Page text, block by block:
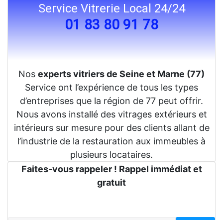
Service Vitrerie Local 24/24
01 83 80 91 78
Nos experts vitriers de Seine et Marne (77)
Service ont l’expérience de tous les types
d’entreprises que la région de 77 peut offrir.
Nous avons installé des vitrages extérieurs et
intérieurs sur mesure pour des clients allant de
l’industrie de la restauration aux immeubles à
plusieurs locataires.
Faites-vous rappeler ! Rappel immédiat et
gratuit